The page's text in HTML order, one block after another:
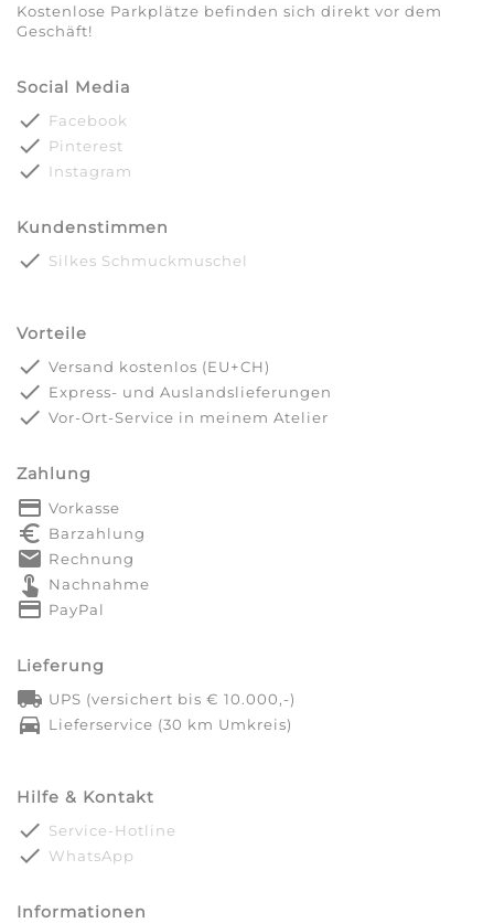
Kostenlose Parkplätze befinden sich direkt vor dem
Geschäft!
Social Media
done Facebook
done Pinterest
done Instagram
Kundenstimmen
done Silkes Schmuckmuschel
Vorteile
done Versand kostenlos (EU+CH)
done Express- und Auslandslieferungen
done Vor-Ort-Service in meinem Atelier
Zahlung
payment Vorkasse
euro_symbol Barzahlung
markunread Rechnung
touch_app Nachnahme
credit_card PayPal
Lieferung
local_shipping UPS (versichert bis € 10.000,-)
directions_car Lieferservice (30 km Umkreis)
Hilfe & Kontakt
done Service-Hotline
done WhatsApp
Informationen